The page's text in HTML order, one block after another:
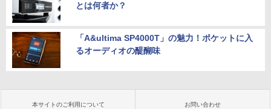
とは何者か？
「A&ultima SP4000T」の魅力！ポケットに入
るオーディオの醍醐味
本サイトのご利用について お問い合わせ